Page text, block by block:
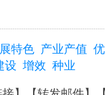
特色 产业产值
设 增效 种业